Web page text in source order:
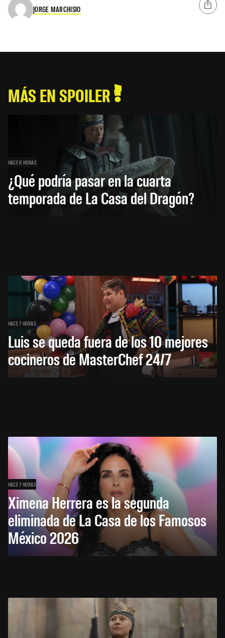
JORGE MARCHISIO
MÁS EN SPOILER
HACE 6 HORAS
¿Qué podría pasar en la cuarta
temporada de La Casa del Dragón?
HACE 7 HORAS
Luis se queda fuera de los 10 mejores
cocineros de MasterChef 24/7
HACE 7 HORAS
Ximena Herrera es la segunda
eliminada de La Casa de los Famosos
México 2026